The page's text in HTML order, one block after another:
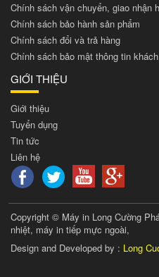
Chính sách vận chuyển, giao nhận
Chính sách bảo hành sản phẩm
Chính sách đổi và trả hàng
Chính sách bảo mật thông tin
GIỚI THIỆU
Giới thiệu
Tuyển dụng
Tin tức
Liên hệ
Copyright © Máy in Long Cường
nhiệt, máy in tiếp mực ngoài,
Design and Developed by : Long